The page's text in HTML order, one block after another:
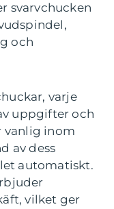
svarvchucken
och
varje
uppgifter och
vanlig inom
av dess
automatiskt.
vilket ger